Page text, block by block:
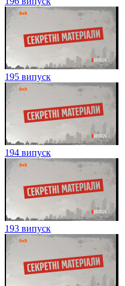
195 випуск
194 випуск
193 випуск